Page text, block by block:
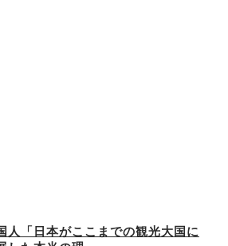
人「日本がここまでの観光大国に